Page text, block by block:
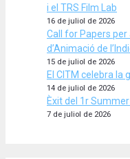
i el TRS Film Lab
16 de juliol de 2026
Call for Papers per
d’Animació de
15 de juliol de 2026
El CITM celebra la
14 de juliol de 2026
Èxit del 1r
7 de juliol de 2026